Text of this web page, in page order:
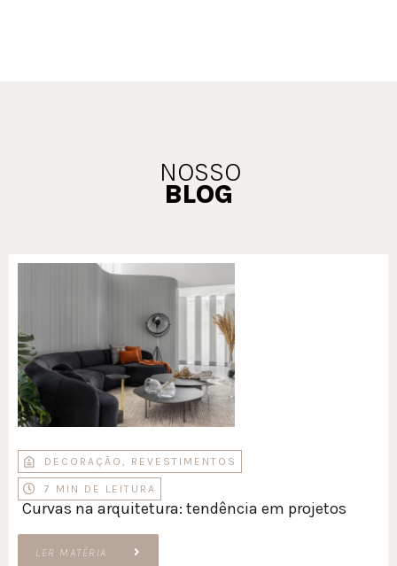
NOSSO
BLOG
DECORAÇÃO REVESTIMENTOS
7 MIN DE LEITURA
Curvas na arquitetura: tendência em projetos
LER MATÉRIA